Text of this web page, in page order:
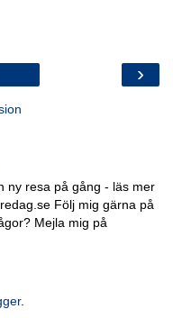
›
ny resa på gång - läs mer
Följ mig gärna på
Mejla mig på
.